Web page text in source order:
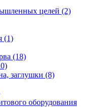
целей (2)
(1)
(18)
заглушки (8)
оборудования